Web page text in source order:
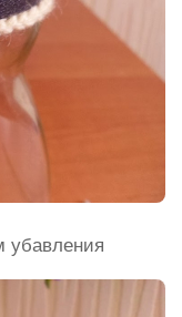
убавления